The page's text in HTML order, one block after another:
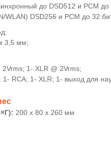
до DSD512 и PCM до
WLAN) DSD256 и PCM до 32
3,5 мм;
1- XLR @ 2Vrms;
1- RCA; 1- XLR; 1- выход для
200 х 80 х 260 мм